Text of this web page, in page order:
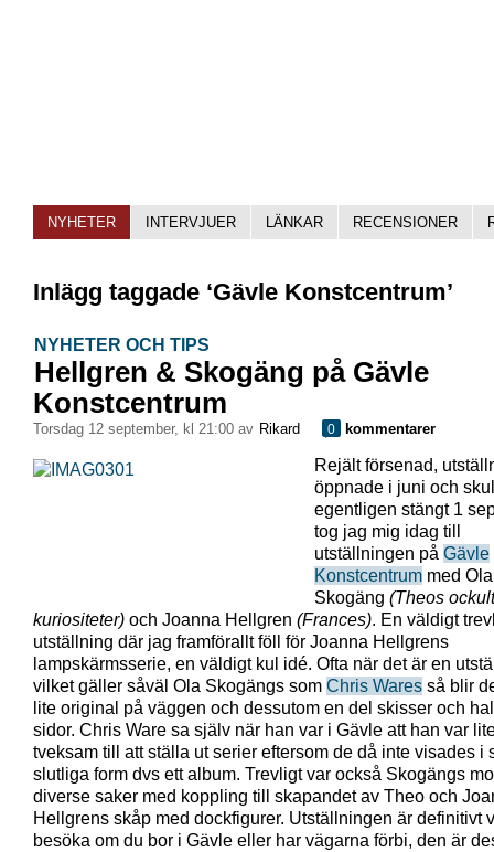
NYHETER INTERVJUER LÄNKAR RECENSIONER
Inlägg taggade ‘Gävle Konstcentrum’
NYHETER OCH TIPS
Hellgren & Skogäng på Gävle
Konstcentrum
torsdag 12 september, kl 21:00 av Rikard 0 kommentarer
Rejält försenad,
öppnade i juni och
egentligen stängt 1
tog jag mig idag till
utställningen på Gävle
Konstcentrum med Ola
Skogäng (Theos
kuriositeter) och Joanna Hellgren (Frances). En väldigt
utställning där jag framförallt föll för Joanna Hellgrens
lampskärmsserie, en väldigt kul idé. Ofta när det är en
vilket gäller såväl Ola Skogängs som Chris Wares så blir
lite original på väggen och dessutom en del skisser och
sidor. Chris Ware sa själv när han var i Gävle att han var
tveksam till att ställa ut serier eftersom de då inte visades i
slutliga form dvs ett album. Trevligt var också Skogängs
diverse saker med koppling till skapandet av Theo och
Hellgrens skåp med dockfigurer. Utställningen är definitivt
besöka om du bor i Gävle eller har vägarna förbi, den är